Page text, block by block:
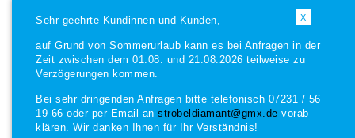
X
Sehr geehrte Kundinnen und Kunden,
auf Grund von Sommerurlaub kann es bei Anfragen in der
Zeit zwischen dem 01.08. und 21.08.2026 teilweise zu
Verzögerungen kommen.
Bei sehr dringenden Anfragen bitte telefonisch 07231 / 56
19 66 oder per Email an strobeldiamant@gmx.de vorab
klären. Wir danken Ihnen für Ihr Verständnis!